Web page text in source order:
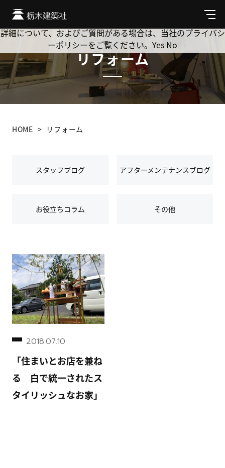
メ
ニ
ュ
リフォーム
HOME リフォーム
スタッフブログ アフターメンテナンスブログ
お役立ちコラム その他
「住まいとお店を兼ね
る 白で統一されたス
タイリッシュなお家」
2018.07.10
Cookie を使用して、お客様の活動を追跡してもよろしいです
か? 当社ではお客様のプライバシーを極めて重視しています。
詳細について、およびご質問がある場合は、当社のプライバシ
ーポリシーをご覧ください。 Yes No